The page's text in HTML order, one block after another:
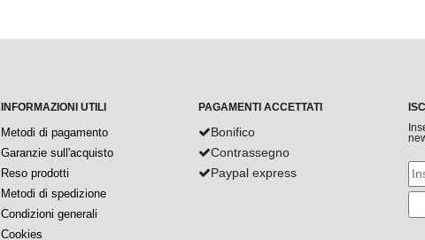
INFORMAZIONI UTILI
Metodi di pagamento
Garanzie sull'acquisto
Reso prodotti
Metodi di spedizione
Condizioni generali
Cookies
PAGAMENTI ACCETTATI
Bonifico
Contrassegno
Paypal express